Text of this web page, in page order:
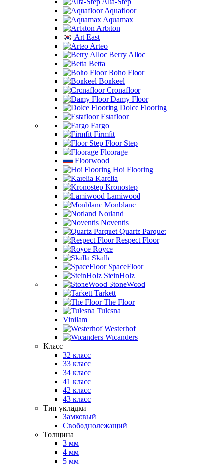
Alta-Step
Aquafloor
Aquamax
Arbiton
Art East
Arteo
Berry Alloc
Betta
Boho Floor
Bonkeel
Cronafloor
Damy Floor
Dolce Flooring
Estafloor
Fargo
Firmfit
Floor Step
Floorage
Floorwood
Hoi Flooring
Karelia
Kronostep
Lamiwood
Monblanc
Norland
Noventis
Quartz Parquet
Respect Floor
Royce
Skalla
SpaceFloor
SteinHolz
StoneWood
Tarkett
The Floor
Tulesna
Vinilam
Westerhof
Wicanders
Класс
32 класс
33 класс
34 класс
41 класс
42 класс
43 класс
Тип укладки
Замковый
Свободнолежащий
Толщина
3 мм
4 мм
5 мм